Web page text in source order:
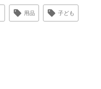
用品 子ども